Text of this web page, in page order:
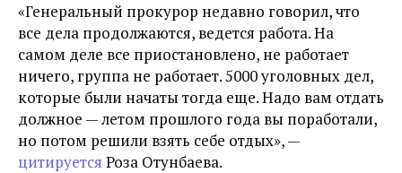
«Генеральный прокурор недавно говорил, что
все дела продолжаются, ведется работа. На
самом деле все приостановлено, не работает
ничего, группа не работает. 5000 уголовных дел,
которые были начаты тогда еще. Надо вам отдать
должное — летом прошлого года вы поработали,
но потом решили взять себе отдых», —
цитируется Роза Отунбаева.